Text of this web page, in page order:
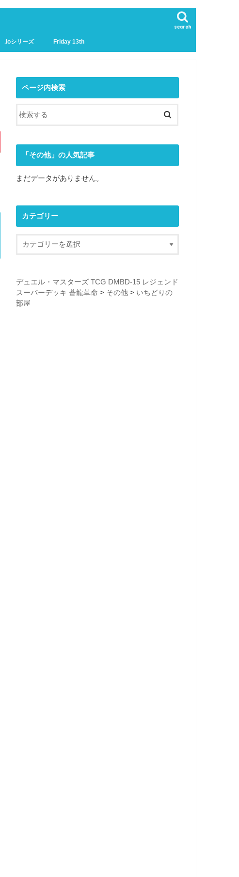
search
.ioシリーズ Friday 13th
ページ内検索
「その他」の人気記事
まだデータがありません。
カテゴリー
デュエル・マスターズ TCG DMBD-15 レジェンド
スーパーデッキ 蒼龍革命 > その他 > いちどりの
部屋